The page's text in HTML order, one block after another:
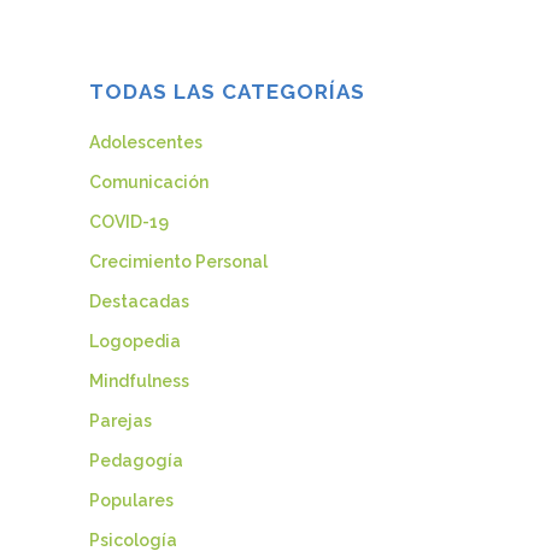
TODAS LAS CATEGORÍAS
Adolescentes
Comunicación
COVID-19
Crecimiento Personal
Destacadas
Logopedia
Mindfulness
Parejas
Pedagogía
Populares
Psicología